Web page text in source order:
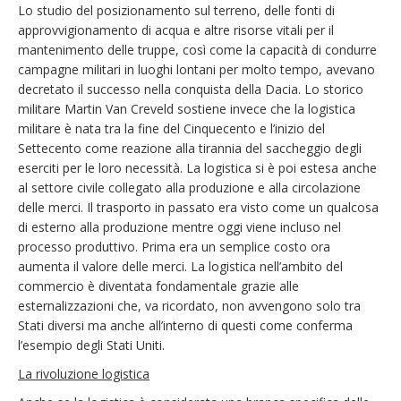
Lo studio del posizionamento sul terreno, delle fonti di
approvvigionamento di acqua e altre risorse vitali per il
mantenimento delle truppe, così come la capacità di condurre
campagne militari in luoghi lontani per molto tempo, avevano
decretato il successo nella conquista della Dacia. Lo storico
militare Martin Van Creveld sostiene invece che la logistica
militare è nata tra la fine del Cinquecento e l’inizio del
Settecento come reazione alla tirannia del saccheggio degli
eserciti per le loro necessità. La logistica si è poi estesa anche
al settore civile collegato alla produzione e alla circolazione
delle merci. Il trasporto in passato era visto come un qualcosa
di esterno alla produzione mentre oggi viene incluso nel
processo produttivo. Prima era un semplice costo ora
aumenta il valore delle merci. La logistica nell’ambito del
commercio è diventata fondamentale grazie alle
esternalizzazioni che, va ricordato, non avvengono solo tra
Stati diversi ma anche all’interno di questi come conferma
l’esempio degli Stati Uniti.
La rivoluzione logistica